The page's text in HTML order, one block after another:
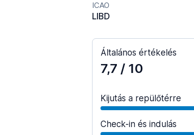
ICAO
LIBD
Általános értékelés
7,7 / 10
Kijutás a repülőtérre
Check-in és indulás